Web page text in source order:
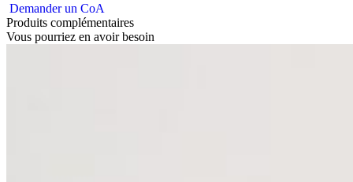
Demander un CoA
Produits complémentaires
Vous pourriez en avoir besoin